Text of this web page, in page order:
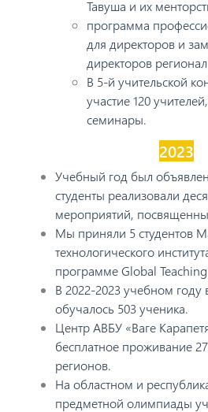
Тавуша и их
программа
для директоров и
директоров
В 5-й учительской
участие 120
семинары.
2023
Учебный год был
студенты реализовали
мероприятий,
Мы приняли 5 студентов
технологического
программе Global
В 2022-2023 учебном году
обучалось 503 ученика.
Центр АВБУ «Ваге
бесплатное проживание
регионов.
На областном и
предметной олимпиады